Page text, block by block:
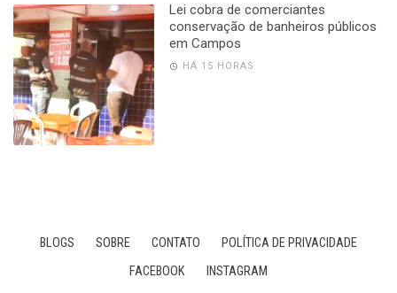
Lei cobra de comerciantes
conservação de banheiros públicos
em Campos
HÁ 15 HORAS
BLOGS SOBRE CONTATO
POLÍTICA DE PRIVACIDADE
FACEBOOK
INSTAGRAM